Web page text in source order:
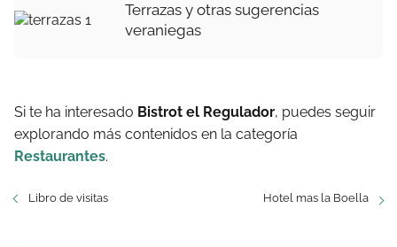
Terrazas y otras sugerencias
veraniegas
Si te ha interesado Bistrot el Regulador, puedes seguir
explorando más contenidos en la categoría
Restaurantes.
Libro de visitas Hotel mas la Boella